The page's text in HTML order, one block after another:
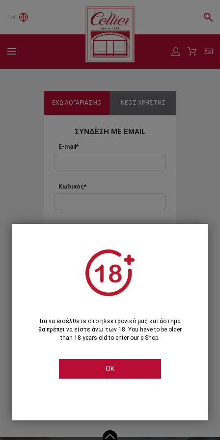
EN
ΕΧΩ ΛΟΓΑΡΙΑΣΜΟ ΝΕΟΣ ΧΡΗΣΤΗΣ
ΣΥΝΔΕΣΗ ΜΕ EMAIL
E-mail*
Κωδικός*
Ξεχάσατε τον κωδικό;
Ή
ΣΥΝΔΕΣΗ ΜΕ ...
Για να εισέλθετε στο ηλεκτρονικό μας κατάστημα
θα πρέπει να είστε άνω των 18. You have to be older
than 18 years old to enter our e-Shop.
OK